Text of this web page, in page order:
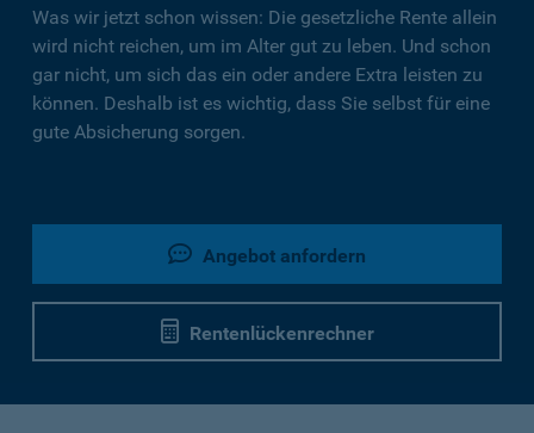
Was wir jetzt schon wissen: Die gesetzliche Rente allein
wird nicht reichen, um im Alter gut zu leben. Und schon
gar nicht, um sich das ein oder andere Extra leisten zu
können. Deshalb ist es wichtig, dass Sie selbst für eine
gute Absicherung sorgen.
Angebot anfordern
Rentenlückenrechner